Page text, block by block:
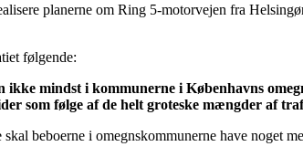
planerne om Ring 5-motorvejen fra
følgende:
mindst i kommunerne i Københavns
som følge af de helt groteske mængder af
beboerne i omegnskommunerne have noget